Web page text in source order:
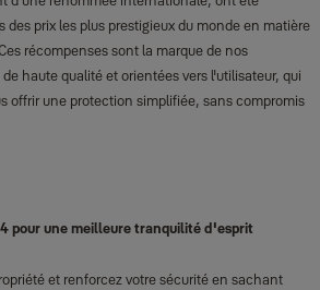
des prix les plus prestigieux du monde en matière
récompenses sont la marque de nos
haute qualité et orientées vers l'utilisateur, qui
offrir une protection simplifiée, sans compromis
pour une meilleure tranquilité d'esprit
et renforcez votre sécurité en sachant